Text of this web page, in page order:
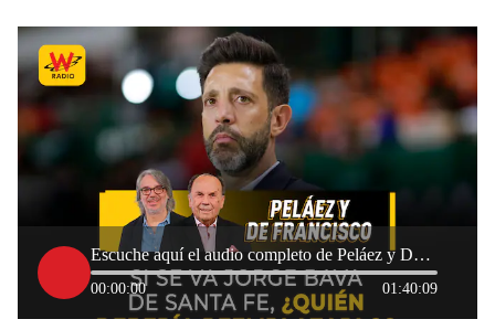
Escuche aquí el audio completo de Peláez y De Francisco de este 22 de septiembre de 2025
00:00:00 01:40:09